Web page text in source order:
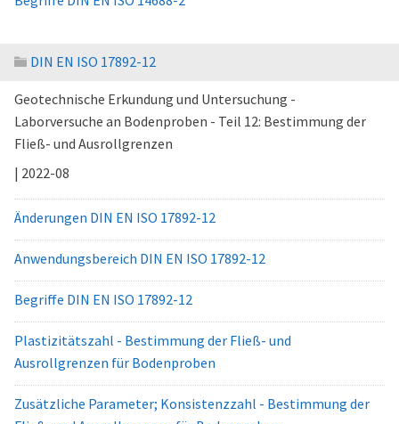
DIN EN ISO 17892-12
Geotechnische Erkundung und Untersuchung -
Laborversuche an Bodenproben - Teil 12: Bestimmung der
Fließ- und Ausrollgrenzen
| 2022-08
Änderungen DIN EN ISO 17892-12
Anwendungsbereich DIN EN ISO 17892-12
Begriffe DIN EN ISO 17892-12
Plastizitätszahl - Bestimmung der Fließ- und
Ausrollgrenzen für Bodenproben
Zusätzliche Parameter; Konsistenzzahl - Bestimmung der